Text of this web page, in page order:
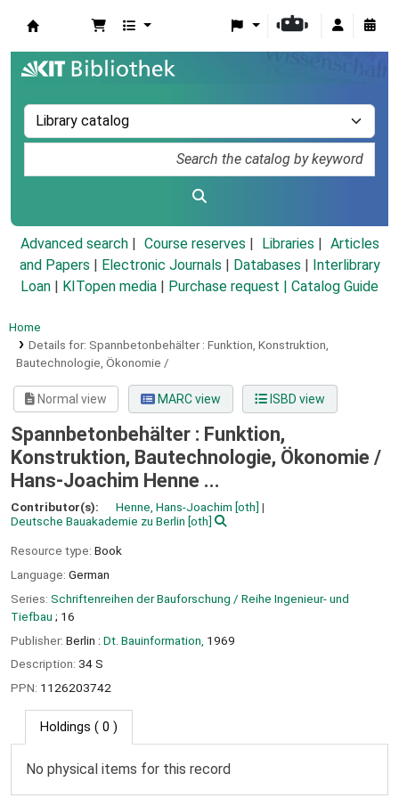
Advanced search Course reserves Libraries
Articles
and Papers
Electronic Journals Databases
Interlibrary
Loan
KITopen media Purchase request | Catalog Guide
Home
Details for: Spannbetonbehälter : Funktion, Konstruktion,
Bautechnologie, Ökonomie /
Normal view MARC view ISBD view
Spannbetonbehälter : Funktion,
Konstruktion, Bautechnologie, Ökonomie /
Hans-Joachim Henne ...
Contributor(s): Henne, Hans-Joachim [oth]
Deutsche Bauakademie zu Berlin [oth]
Resource type: Book
Language: German
Series: Schriftenreihen der Bauforschung / Reihe Ingenieur- und
Tiefbau ; 16
Publisher: Berlin : Dt. Bauinformation, 1969
Description: 34 S
PPN: 1126203742
Holdings ( 0 )
No physical items for this record